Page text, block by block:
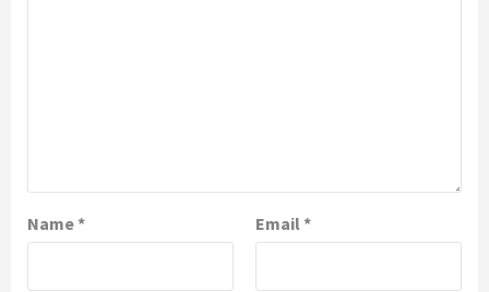
Name* Email*